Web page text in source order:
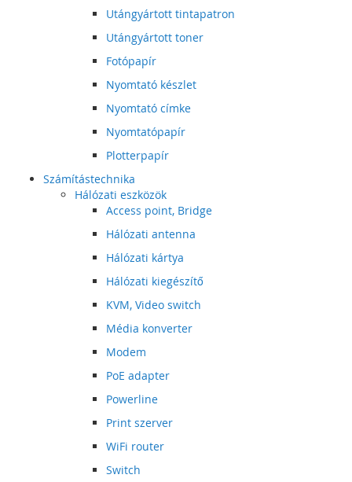
Utángyártott tintapatron
Utángyártott toner
Fotópapír
Nyomtató készlet
Nyomtató címke
Nyomtatópapír
Plotterpapír
Számítástechnika
Hálózati eszközök
Access point, Bridge
Hálózati antenna
Hálózati kártya
Hálózati kiegészítő
KVM, Video switch
Média konverter
Modem
PoE adapter
Powerline
Print szerver
WiFi router
Switch